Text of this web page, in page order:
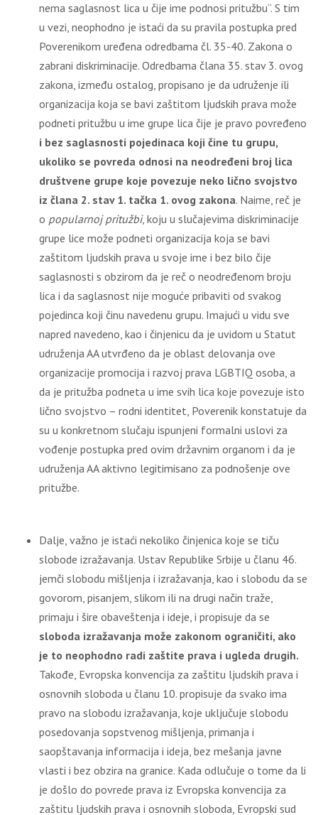
nema saglasnost lica u čije ime podnosi pritužbu“. S tim
u vezi, neophodno je istaći da su pravila postupka pred
Poverenikom uređena odredbama čl. 35-40. Zakona o
zabrani diskriminacije. Odredbama člana 35. stav 3. ovog
zakona, između ostalog, propisano je da udruženje ili
organizacija koja se bavi zaštitom ljudskih prava može
podneti pritužbu u ime grupe lica čije je pravo povređeno
i bez saglasnosti pojedinaca koji čine tu grupu,
ukoliko se povreda odnosi na neodređeni broj lica
društvene grupe koje povezuje neko lično svojstvo
iz člana 2. stav 1. tačka 1. ovog zakona. Naime, reč je
o popularnoj pritužbi, koju u slučajevima diskriminacije
grupe lice može podneti organizacija koja se bavi
zaštitom ljudskih prava u svoje ime i bez bilo čije
saglasnosti s obzirom da je reč o neodređenom broju
lica i da saglasnost nije moguće pribaviti od svakog
pojedinca koji činu navedenu grupu. Imajući u vidu sve
napred navedeno, kao i činjenicu da je uvidom u Statut
udruženja AA utvrđeno da je oblast delovanja ove
organizacije promocija i razvoj prava LGBTIQ osoba, a
da je pritužba podneta u ime svih lica koje povezuje isto
lično svojstvo – rodni identitet, Poverenik konstatuje da
su u konkretnom slučaju ispunjeni formalni uslovi za
vođenje postupka pred ovim državnim organom i da je
udruženja AA aktivno legitimisano za podnošenje ove
pritužbe.
Dalje, važno je istaći nekoliko činjenica koje se tiču
slobode izražavanja. Ustav Republike Srbije u članu 46.
jemči slobodu mišljenja i izražavanja, kao i slobodu da se
govorom, pisanjem, slikom ili na drugi način traže,
primaju i šire obaveštenja i ideje, i propisuje da se
sloboda izražavanja može zakonom ograničiti, ako
je to neophodno radi zaštite prava i ugleda drugih.
Takođe, Evropska konvencija za zaštitu ljudskih prava i
osnovnih sloboda u članu 10. propisuje da svako ima
pravo na slobodu izražavanja, koje uključuje slobodu
posedovanja sopstvenog mišljenja, primanja i
saopštavanja informacija i ideja, bez mešanja javne
vlasti i bez obzira na granice. Kada odlučuje o tome da li
je došlo do povrede prava iz Evropska konvencija za
zaštitu ljudskih prava i osnovnih sloboda, Evropski sud